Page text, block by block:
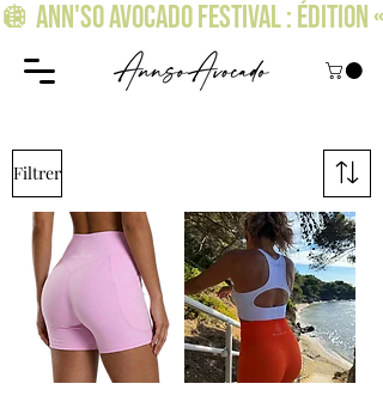
🪩 ANN'SO AVOCADO FESTIVAL :
Filtrer